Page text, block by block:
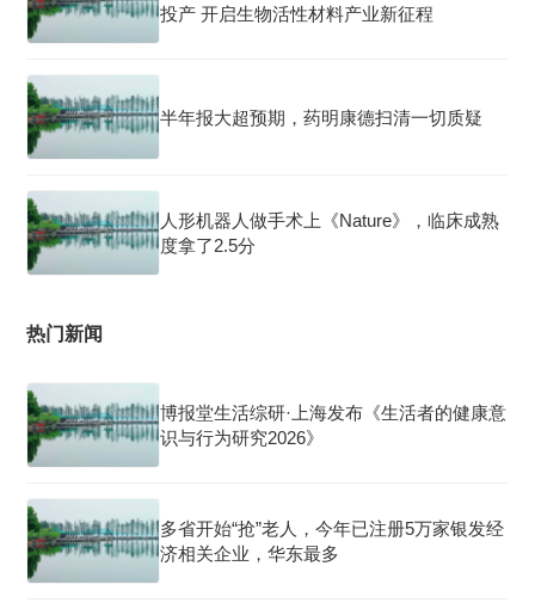
投产 开启生物活性材料产业新征程
半年报大超预期，药明康德扫清一切质疑
人形机器人做手术上《Nature》，临床成熟
度拿了2.5分
热门新闻
博报堂生活综研·上海发布《生活者的健康意
识与行为研究2026》
多省开始“抢”老人，今年已注册5万家银发经
济相关企业，华东最多